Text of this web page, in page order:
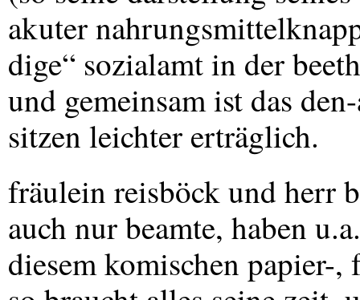
akuter
dige“ sozialamt in der
und gemeinsam ist das
sitzen leichter erträglich.
fräulein reisböck und herr
auch nur beamte, haben
diesem komischen papier-